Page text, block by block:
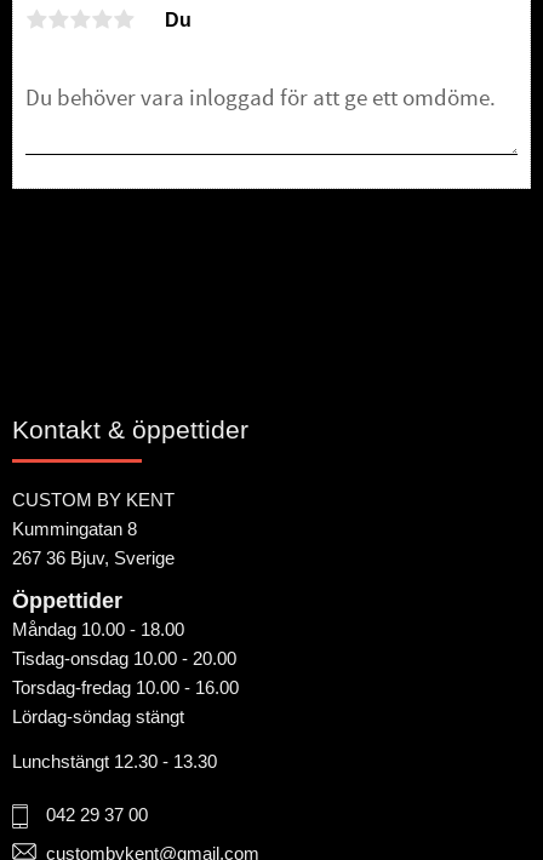
Du
Kontakt & öppettider
CUSTOM BY KENT
Kummingatan 8
267 36 Bjuv, Sverige
Öppettider
Måndag 10.00 - 18.00
Tisdag-onsdag 10.00 - 20.00
Torsdag-fredag 10.00 - 16.00
Lördag-söndag stängt
Lunchstängt 12.30 - 13.30
042 29 37 00
custombykent@gmail.com